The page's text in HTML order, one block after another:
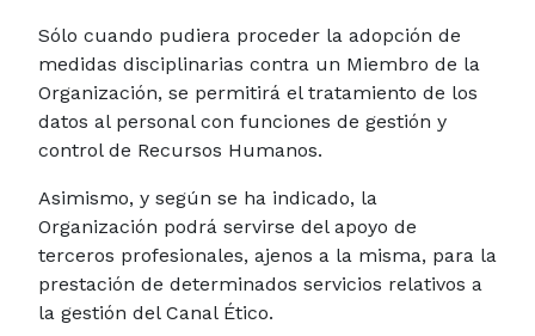
Sólo cuando pudiera proceder la adopción de
medidas disciplinarias contra un Miembro de la
Organización, se permitirá el tratamiento de los
datos al personal con funciones de gestión y
control de Recursos Humanos.
Asimismo, y según se ha indicado, la
Organización podrá servirse del apoyo de
terceros profesionales, ajenos a la misma, para la
prestación de determinados servicios relativos a
la gestión del Canal Ético.